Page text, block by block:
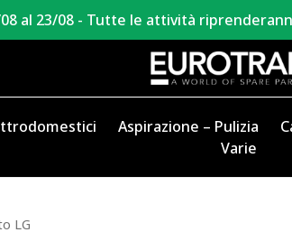
08 al 23/08 - Tutte le attività
Aspirazione – Pulizia
Varie
LG